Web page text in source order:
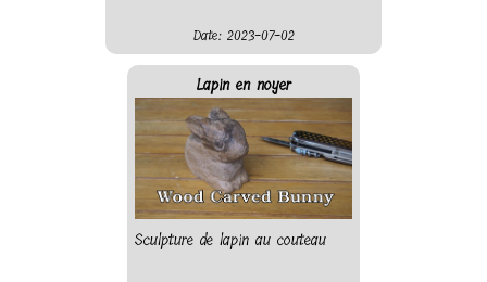
Date: 2023-07-02
Lapin en noyer
Sculpture de lapin au couteau